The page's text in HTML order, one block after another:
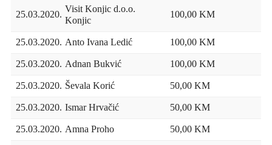
25.03.2020. Visit Konjic d.o.o.
Konjic
100,00 KM
25.03.2020. Anto Ivana Ledić
100,00 KM
25.03.2020. Adnan Bukvić
100,00 KM
25.03.2020. Ševala Korić
50,00 KM
25.03.2020. Ismar Hrvačić
50,00 KM
25.03.2020. Amna Proho
50,00 KM